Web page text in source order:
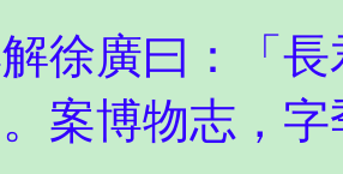
解徐廣曰：「
案博物志，